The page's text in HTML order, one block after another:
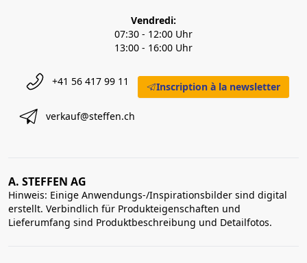
Vendredi:
07:30 - 12:00 Uhr
13:00 - 16:00 Uhr
+41 56 417 99 11
verkauf@steffen.ch
Inscription à la newsletter
A. STEFFEN AG
Hinweis: Einige Anwendungs-/Inspirationsbilder sind digital
erstellt. Verbindlich für Produkteigenschaften und
Lieferumfang sind Produktbeschreibung und Detailfotos.